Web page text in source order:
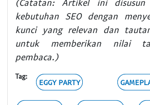
kebutuhan SEO dengan
kunci yang relevan dan
untuk memberikan nilai
pembaca.)
Tag:
EGGY PARTY